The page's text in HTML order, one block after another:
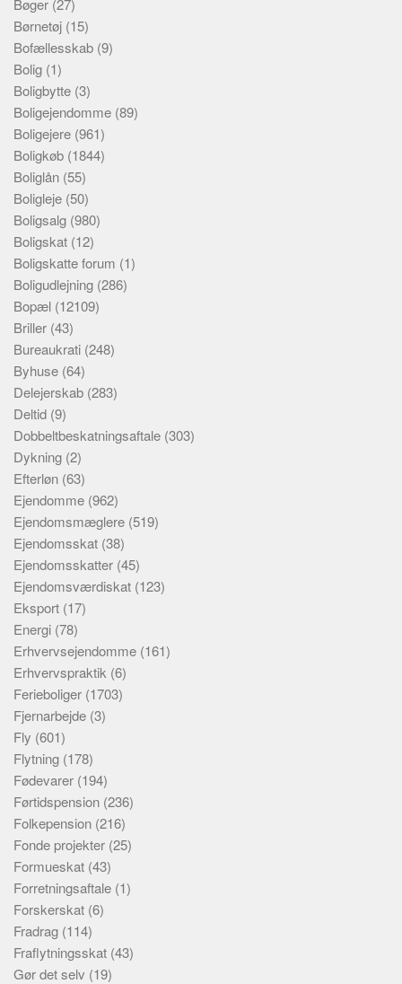
Bøger (27)
Børnetøj (15)
Bofællesskab (9)
Bolig (1)
Boligbytte (3)
Boligejendomme (89)
Boligejere (961)
Boligkøb (1844)
Boliglån (55)
Boligleje (50)
Boligsalg (980)
Boligskat (12)
Boligskatte forum (1)
Boligudlejning (286)
Bopæl (12109)
Briller (43)
Bureaukrati (248)
Byhuse (64)
Delejerskab (283)
Deltid (9)
Dobbeltbeskatningsaftale (303)
Dykning (2)
Efterløn (63)
Ejendomme (962)
Ejendomsmæglere (519)
Ejendomsskat (38)
Ejendomsskatter (45)
Ejendomsværdiskat (123)
Eksport (17)
Energi (78)
Erhvervsejendomme (161)
Erhvervspraktik (6)
Ferieboliger (1703)
Fjernarbejde (3)
Fly (601)
Flytning (178)
Fødevarer (194)
Førtidspension (236)
Folkepension (216)
Fonde projekter (25)
Formueskat (43)
Forretningsaftale (1)
Forskerskat (6)
Fradrag (114)
Fraflytningsskat (43)
Gør det selv (19)